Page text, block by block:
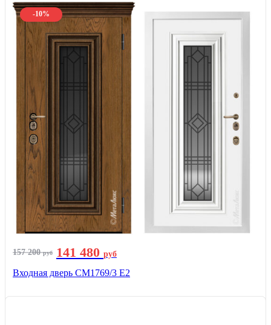
-10%
157 200руб 141 480 руб
Входная дверь СМ1769/3 Е2